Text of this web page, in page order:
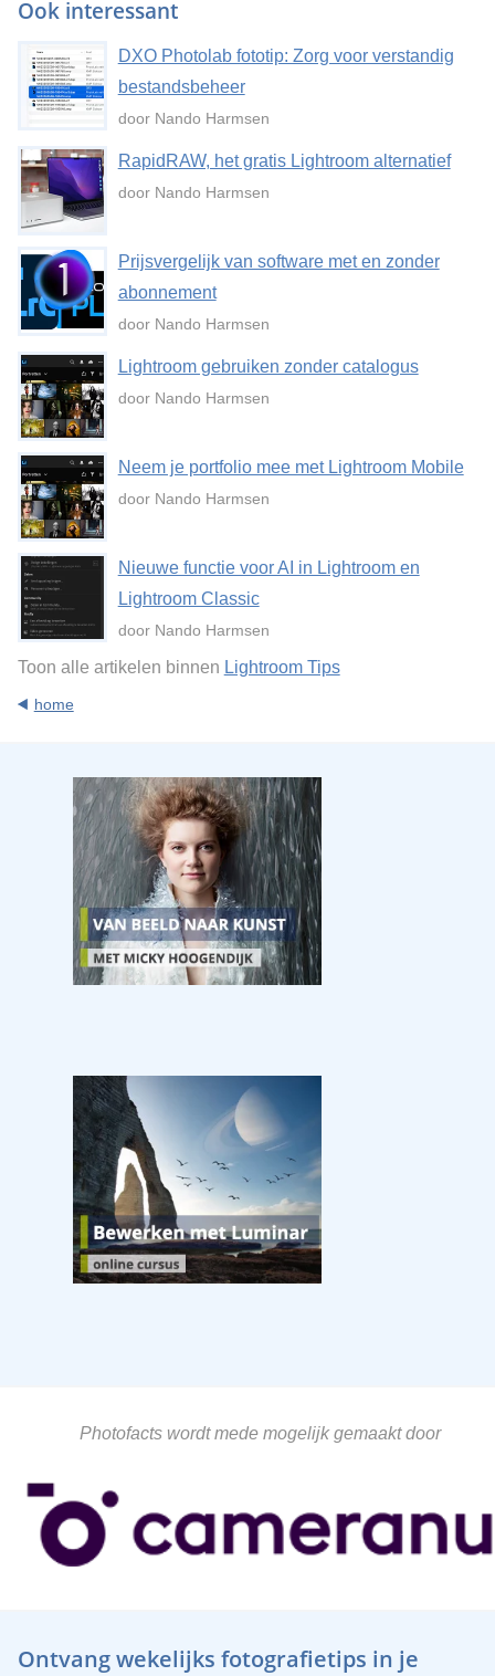
Ook interessant
DXO Photolab fototip: Zorg voor verstandig
bestandsbeheer
door Nando Harmsen
RapidRAW, het gratis Lightroom alternatief
door Nando Harmsen
Prijsvergelijk van software met en zonder
abonnement
door Nando Harmsen
Lightroom gebruiken zonder catalogus
door Nando Harmsen
Neem je portfolio mee met Lightroom Mobile
door Nando Harmsen
Nieuwe functie voor AI in Lightroom en
Lightroom Classic
door Nando Harmsen
Toon alle artikelen binnen Lightroom Tips
home
Photofacts wordt mede mogelijk gemaakt door
Ontvang wekelijks fotografietips in je